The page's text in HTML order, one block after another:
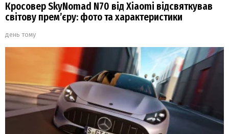
Кросовер SkyNomad N70 від Xiaomi відсвяткував
світову прем’єру: фото та характеристики
день тому